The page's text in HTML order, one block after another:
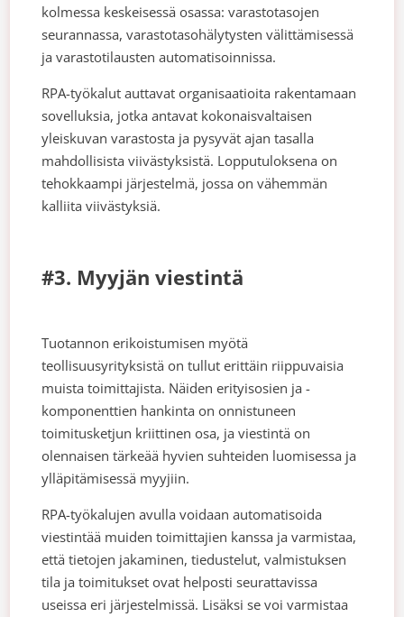
kolmessa keskeisessä osassa: varastotasojen
seurannassa, varastotasohälytysten välittämisessä
ja varastotilausten automatisoinnissa.
RPA-työkalut auttavat organisaatioita rakentamaan
sovelluksia, jotka antavat kokonaisvaltaisen
yleiskuvan varastosta ja pysyvät ajan tasalla
mahdollisista viivästyksistä. Lopputuloksena on
tehokkaampi järjestelmä, jossa on vähemmän
kalliita viivästyksiä.
#3. Myyjän viestintä
Tuotannon erikoistumisen myötä
teollisuusyrityksistä on tullut erittäin riippuvaisia
muista toimittajista. Näiden erityisosien ja -
komponenttien hankinta on onnistuneen
toimitusketjun kriittinen osa, ja viestintä on
olennaisen tärkeää hyvien suhteiden luomisessa ja
ylläpitämisessä myyjiin.
RPA-työkalujen avulla voidaan automatisoida
viestintää muiden toimittajien kanssa ja varmistaa,
että tietojen jakaminen, tiedustelut, valmistuksen
tila ja toimitukset ovat helposti seurattavissa
useissa eri järjestelmissä. Lisäksi se voi varmistaa